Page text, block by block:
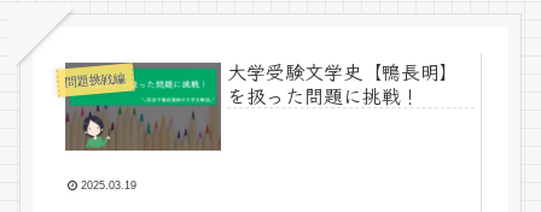
問題挑戦編
大学受験文学史【鴨長明】
を扱った問題に挑戦！
2025.03.19